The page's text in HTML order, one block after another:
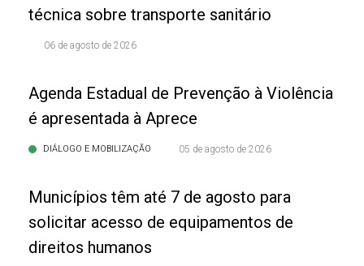
técnica sobre transporte sanitário
06 de agosto de 2026
Agenda Estadual de Prevenção à Violência
é apresentada à Aprece
DIÁLOGO E MOBILIZAÇÃO 05 de agosto de 2026
Municípios têm até 7 de agosto para
solicitar acesso de equipamentos de
direitos humanos